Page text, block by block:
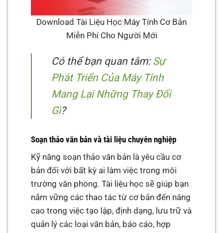
Download Tài Liệu Học Máy Tính Cơ Bản
Miễn Phí Cho Người Mới
Có thể bạn quan tâm:Sự
Phát Triển Của Máy Tính
Mang Lại Những Thay Đổi
Gì?
Soạn thảo văn bản và tài liệu chuyên nghiệp
Kỹ năng soạn thảo văn bản là yêu cầu cơ
bản đối với bất kỳ ai làm việc trong môi
trường văn phòng. Tài liệu học sẽ giúp bạn
nắm vững các thao tác từ cơ bản đến nâng
cao trong việc tạo lập, định dạng, lưu trữ và
quản lý các loại văn bản, báo cáo, hợp